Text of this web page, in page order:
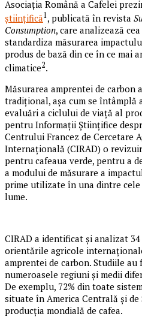
Asociația Română a Cafelei
științifică1, publicată în revista
Consumption, care analizează
standardiza măsurarea
produs de bază din ce în ce mai
climatice2.
Măsurarea amprentei de carbon
tradițional, așa cum se întâmplă
evaluări a ciclului de viață al
pentru Informații Științifice
Centrului Francez de Cercetare
Internațională (CIRAD) o
pentru cafeaua verde, pentru a
a modului de măsurare a
prime utilizate în una dintre
lume.
CIRAD a identificat și analizat
orientările agricole
amprentei de carbon. Studiile
numeroasele regiuni și medii
De exemplu, 72% din toate
situate în America Centrală și de
producția mondială de cafea.